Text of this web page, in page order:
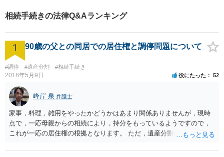
相続手続きの法律Q&Aランキング
1 90歳の父との同居での居住権と調停問題について
#調停 #遺産分割 #相続手続き
2018年5月9日 役にたった 52
峰岸 泉 弁護士
家事，料理，雑用をやったかどうかはあまり関係ありませんが，現時
点で，一応母親からの相続により，持分をもっているようですので，
これが一応の居住権の根拠となります。 ただ，遺産分割により，母の